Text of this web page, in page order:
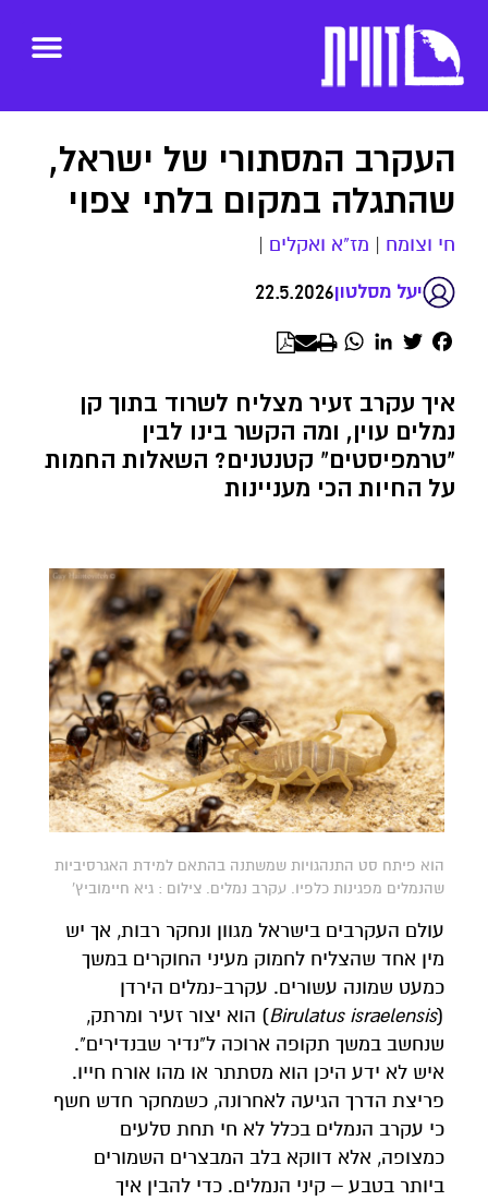
העקרב המסתורי של ישראל,
שהתגלה במקום בלתי צפוי
חי וצומח | מז"א ואקלים |
יעל מסלטון22.5.2026
Facebook
Twitter
LinkedIn
WhatsApp
איך עקרב זעיר מצליח לשרוד בתוך קן
נמלים עוין, ומה הקשר בינו לבין
"טרמפיסטים" קטנטנים? השאלות החמות
על החיות הכי מעניינות
הוא פיתח סט התנהגויות שמשתנה בהתאם למידת האגרסיביות
שהנמלים מפגינות כלפיו. עקרב נמלים. צילום : גיא חיימוביץ'
עולם העקרבים בישראל מגוון ונחקר רבות, אך יש
מין אחד שהצליח לחמוק מעיני החוקרים במשך
כמעט שמונה עשורים. עקרב-נמלים הירדן
(
Birulatus israelensis) הוא יצור זעיר ומרתק,
שנחשב במשך תקופה ארוכה ל"נדיר שבנדירים".
איש לא ידע היכן הוא מסתתר או מהו אורח חייו.
פריצת הדרך הגיעה לאחרונה, כשמחקר חדש חשף
כי עקרב הנמלים בכלל לא חי תחת סלעים
כמצופה, אלא דווקא בלב המבצרים השמורים
ביותר בטבע – קיני הנמלים. כדי להבין איך